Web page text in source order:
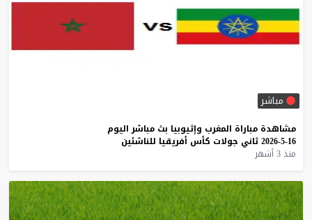
مباشر
مشاهدة مباراة المغرب وإثيوبيا بث مباشر اليوم
16-5-2026
ثاني جولات كأس أفريقيا للناشئين
منذ 3 أشهر